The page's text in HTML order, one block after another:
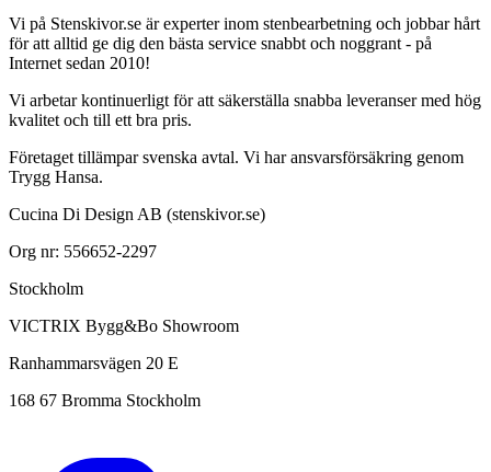
Vi på Stenskivor.se är experter inom stenbearbetning och jobbar hårt
för att alltid ge dig den bästa service snabbt och noggrant - på
Internet sedan 2010!
Vi arbetar kontinuerligt för att säkerställa snabba leveranser med hög
kvalitet och till ett bra pris.
Företaget tillämpar svenska avtal. Vi har ansvarsförsäkring genom
Trygg Hansa.
Cucina Di Design AB (stenskivor.se)
Org nr: 556652-2297
Stockholm
VICTRIX Bygg&Bo Showroom
Ranhammarsvägen 20 E
168 67 Bromma Stockholm